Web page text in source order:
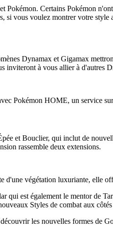
Certains Pokémon
vous voulez montrer votre
Dynamax et Gigamax
à vous allier à d'autres
Pokémon HOME, un service
et Bouclier, qui inclut de
rassemble deux extensions.
végétation luxuriante, elle
qui est également le mentor de
Styles de combat aux
les nouvelles formes de